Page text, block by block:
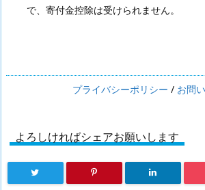
で、寄付金控除は受けられません。
プライバシーポリシー / お問
よろしければシェアお願いします